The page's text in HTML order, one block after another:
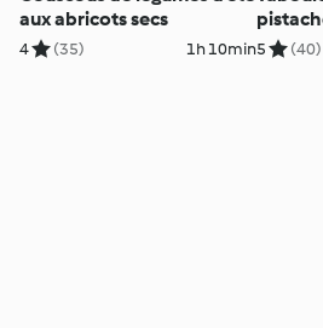
aux abricots secs
4 (35) 1h 10min5 (40)